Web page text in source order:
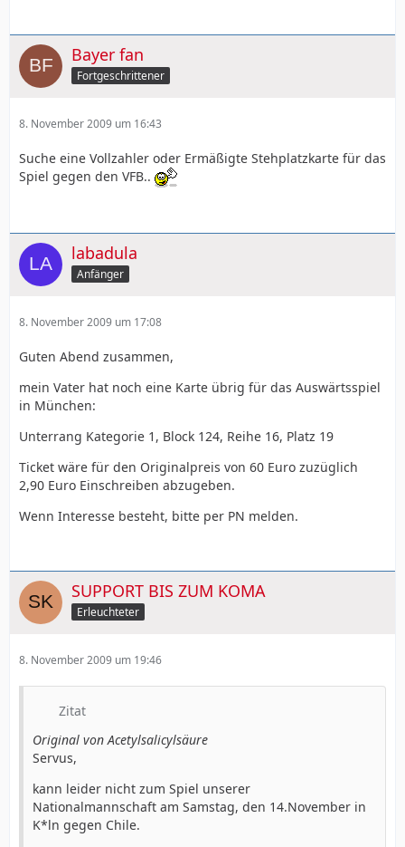
Bayer fan
Fortgeschrittener
8. November 2009 um 16:43
Suche eine Vollzahler oder Ermäßigte Stehplatzkarte für das
Spiel gegen den VFB..
labadula
Anfänger
8. November 2009 um 17:08
Guten Abend zusammen,
mein Vater hat noch eine Karte übrig für das Auswärtsspiel
in München:
Unterrang Kategorie 1, Block 124, Reihe 16, Platz 19
Ticket wäre für den Originalpreis von 60 Euro zuzüglich
2,90 Euro Einschreiben abzugeben.
Wenn Interesse besteht, bitte per PN melden.
SUPPORT BIS ZUM KOMA
Erleuchteter
8. November 2009 um 19:46
Zitat
Original von Acetylsalicylsäure
Servus,
kann leider nicht zum Spiel unserer
Nationalmannschaft am Samstag, den 14.November in
K*ln gegen Chile.